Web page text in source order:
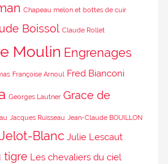
Chapeau melon et bottes de cuir
Boissol Claude Rollet
Moulin Engrenages
Françoise Arnoul Fred Bianconi
Georges Lautner Grace de
Jacques Ruisseau Jean-Claude BOUILLON
Blanc Julie Lescaut
tigre Les chevaliers du ciel